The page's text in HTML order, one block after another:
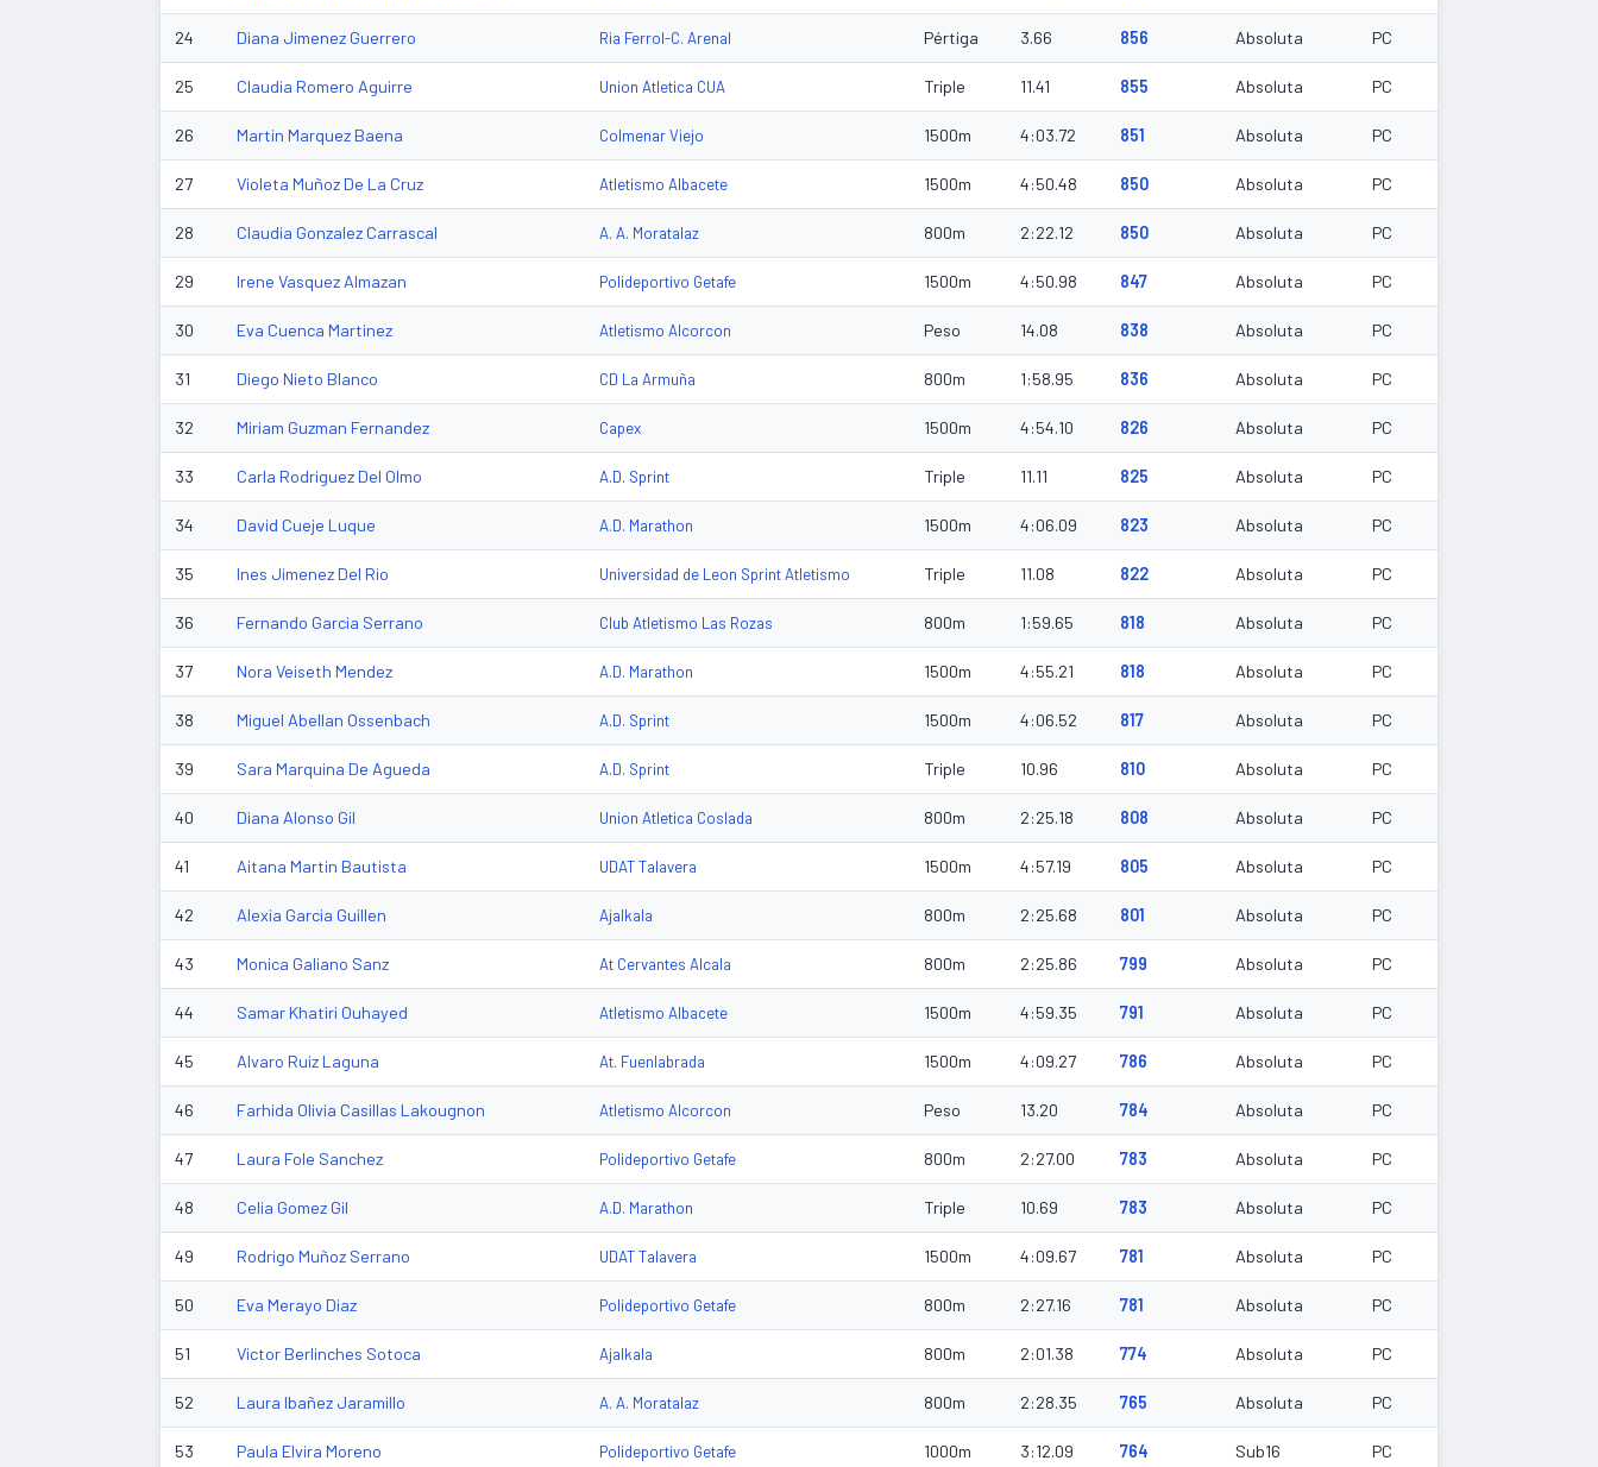
24 Diana Jimenez Guerrero Ria Ferrol-C. Arenal Pértiga 3.66 856 Absoluta PC
25 Claudia Romero Aguirre Union Atletica CUA Triple 11.41 855 Absoluta PC
26 Martin Marquez Baena Colmenar Viejo 1500m 4:03.72 851 Absoluta PC
27 Violeta Muñoz De La Cruz Atletismo Albacete 1500m 4:50.48 850 Absoluta PC
28 Claudia Gonzalez Carrascal A. A. Moratalaz 800m 2:22.12 850 Absoluta PC
29 Irene Vasquez Almazan Polideportivo Getafe 1500m 4:50.98 847 Absoluta PC
30 Eva Cuenca Martinez Atletismo Alcorcon Peso 14.08 838 Absoluta PC
31 Diego Nieto Blanco CD La Armuña 800m 1:58.95 836 Absoluta PC
32 Miriam Guzman Fernandez Capex 1500m 4:54.10 826 Absoluta PC
33 Carla Rodriguez Del Olmo A.D. Sprint Triple 11.11 825 Absoluta PC
34 David Cueje Luque A.D. Marathon 1500m 4:06.09 823 Absoluta PC
35 Ines Jimenez Del Rio Universidad de Leon Sprint Atletismo Triple 11.08 822 Absoluta PC
36 Fernando Garcia Serrano Club Atletismo Las Rozas 800m 1:59.65 818 Absoluta PC
37 Nora Veiseth Mendez A.D. Marathon 1500m 4:55.21 818 Absoluta PC
38 Miguel Abellan Ossenbach A.D. Sprint 1500m 4:06.52 817 Absoluta PC
39 Sara Marquina De Agueda A.D. Sprint Triple 10.96 810 Absoluta PC
40 Diana Alonso Gil Union Atletica Coslada 800m 2:25.18 808 Absoluta PC
41 Aitana Martin Bautista UDAT Talavera 1500m 4:57.19 805 Absoluta PC
42 Alexia Garcia Guillen Ajalkala 800m 2:25.68 801 Absoluta PC
43 Monica Galiano Sanz At Cervantes Alcala 800m 2:25.86 799 Absoluta PC
44 Samar Khatiri Ouhayed Atletismo Albacete 1500m 4:59.35 791 Absoluta PC
45 Alvaro Ruiz Laguna At. Fuenlabrada 1500m 4:09.27 786 Absoluta PC
46 Farhida Olivia Casillas Lakougnon Atletismo Alcorcon Peso 13.20 784 Absoluta PC
47 Laura Fole Sanchez Polideportivo Getafe 800m 2:27.00 783 Absoluta PC
48 Celia Gomez Gil A.D. Marathon Triple 10.69 783 Absoluta PC
49 Rodrigo Muñoz Serrano UDAT Talavera 1500m 4:09.67 781 Absoluta PC
50 Eva Merayo Diaz Polideportivo Getafe 800m 2:27.16 781 Absoluta PC
51 Victor Berlinches Sotoca Ajalkala 800m 2:01.38 774 Absoluta PC
52 Laura Ibañez Jaramillo A. A. Moratalaz 800m 2:28.35 765 Absoluta PC
53 Paula Elvira Moreno Polideportivo Getafe 1000m 3:12.09 764 Sub16 PC